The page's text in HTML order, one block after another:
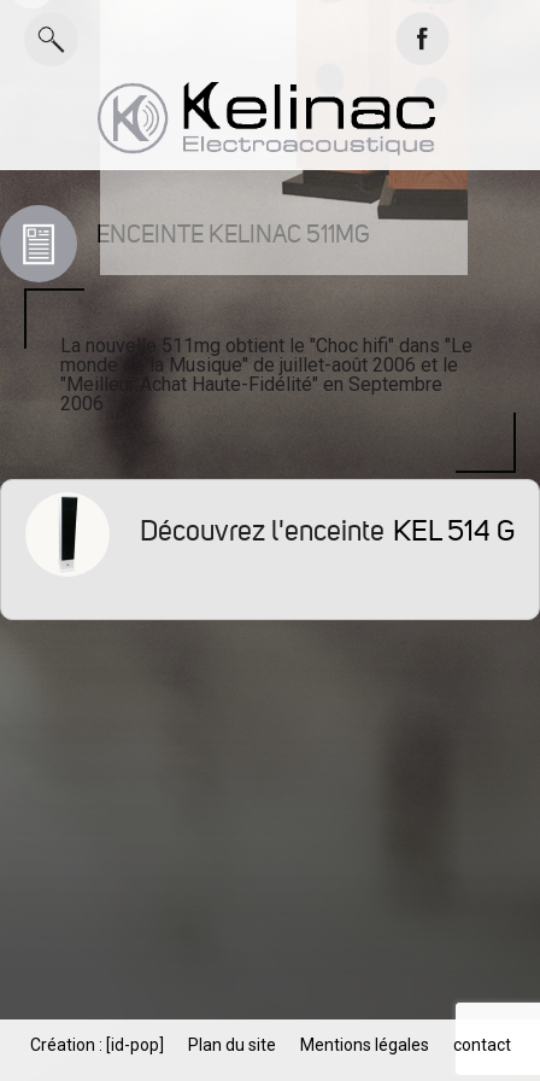
ENCEINTE KELINAC 511MG
La nouvelle 511mg obtient le "Choc hifi" dans "Le
monde de la Musique" de juillet-août 2006 et le
"Meilleur Achat Haute-Fidélité" en Septembre
2006
KEL 514 G
Création : [id-pop] Plan du site Mentions légales contact